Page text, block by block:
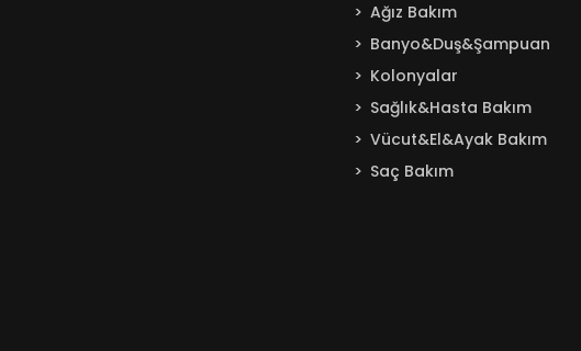
Ağız Bakım
Banyo&Duş&Şampuan
Kolonyalar
Sağlık&Hasta Bakım
Vücut&El&Ayak Bakım
Saç Bakım